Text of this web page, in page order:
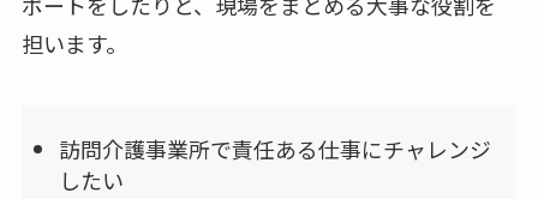
担います。
訪問介護事業所で責任ある仕事にチャレンジ
したい